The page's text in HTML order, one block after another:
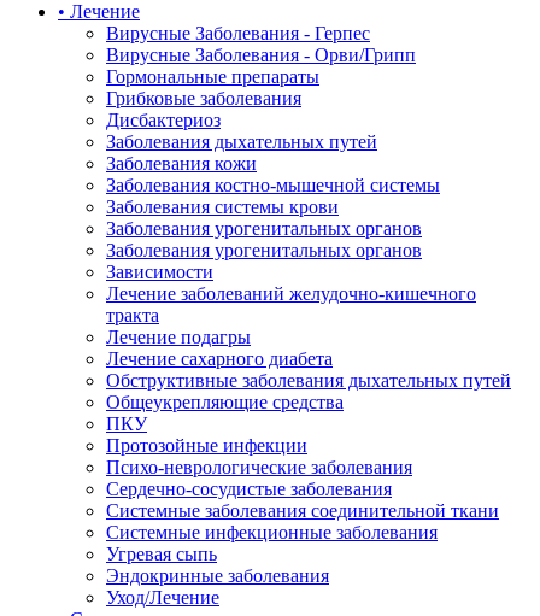
• Лечение
Вирусные Заболевания - Герпес
Вирусные Заболевания - Орви/Грипп
Гормональные препараты
Грибковые заболевания
Дисбактериоз
Заболевания дыхательных путей
Заболевания кожи
Заболевания костно-мышечной системы
Заболевания системы крови
Заболевания урогенитальных органов
Заболевания урогенитальных органов
Зависимости
Лечение заболеваний желудочно-кишечного
тракта
Лечение подагры
Лечение сахарного диабета
Обструктивные заболевания дыхательных путей
Общеукрепляющие средства
ПКУ
Протозойные инфекции
Психо-неврологические заболевания
Сердечно-сосудистые заболевания
Системные заболевания соединительной ткани
Системные инфекционные заболевания
Угревая сыпь
Эндокринные заболевания
Уход/Лечение